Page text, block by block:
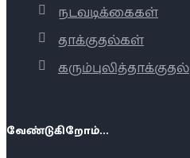
நடவடிக்கைகள்
தாக்குதல்கள்
கரும்புலித்தாக்குதல்
வேண்டுகிறோம்...